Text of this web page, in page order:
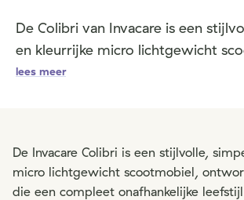
De Colibri van Invacare is een
en kleurrijke micro lichtgewicht
lees meer
De Invacare Colibri is een stijlvolle,
micro lichtgewicht scootmobiel,
die een compleet onafhankelijke